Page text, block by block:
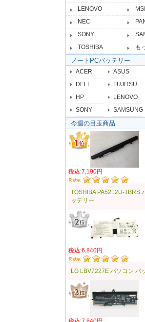
LENOVO
MSI
NEC
SONY
TOSHIBA
も
ノートPCバッテリー
ACER ASUS
DELL
FUJITSU
HP
LENOVO
SONY
SAMSUNG
今週の目玉商品
税込:7,190円
TOSHIBA PA5212U-1BRS
ッテリー
税込:6,840円
LG LBV7227E パソコン バ